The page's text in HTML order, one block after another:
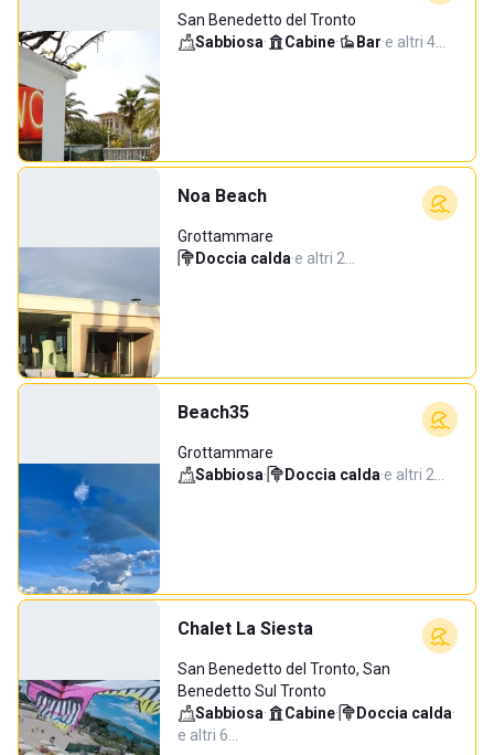
San Benedetto del Tronto
Sabbiosa· Cabine· Bar·e altri 4…
Noa Beach
Grottammare
Doccia calda·e altri 2…
Beach35
Grottammare
Sabbiosa· Doccia calda·e altri 2…
Chalet La Siesta
San Benedetto del Tronto, San
Benedetto Sul Tronto
Sabbiosa· Cabine· Doccia calda·
e altri 6…